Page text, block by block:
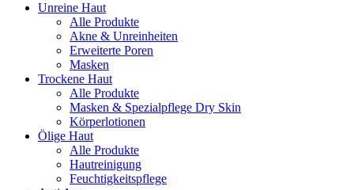
Unreine Haut
Alle Produkte
Akne & Unreinheiten
Erweiterte Poren
Masken
Trockene Haut
Alle Produkte
Masken & Spezialpflege Dry Skin
Körperlotionen
Ölige Haut
Alle Produkte
Hautreinigung
Feuchtigkeitspflege